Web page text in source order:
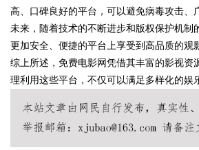
!
高、口碑良好的平台，可以避免病毒攻击、
未来，随着技术的不断进步和版权保护机
更加安全、便捷的平台上享受到高品质的观
综上所述，免费电影网凭借其丰富的影视
理利用这些平台，不仅可以满足多样化的娱